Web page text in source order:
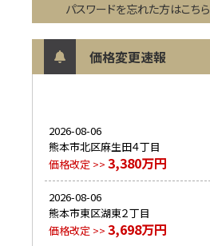
パスワードを忘れた方はこちら
価格変更速報
2026-08-06
熊本市北区麻生田４丁目
価格改定 >> 3,380万円
2026-08-06
熊本市東区湖東２丁目
価格改定 >> 3,698万円